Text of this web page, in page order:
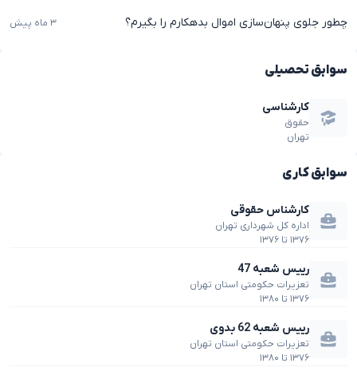
چطور جلوی پنهان‌سازی اموال بدهکارم را بگیرم؟ ۳ ماه پیش
سوابق تحصیلی
کارشناسی
حقوق
تهران
سوابق کاری
کارشناس حقوقی
اداره کل شهرداری تهران
۱۳۷۶ تا ۱۳۷۶
رییس شعبه 47
تعزیرات حکومتی استان تهران
۱۳۷۶ تا ۱۳۸۰
رییس شعبه 62 بدوی
تعزیرات حکومتی استان تهران
۱۳۷۶ تا ۱۳۸۰